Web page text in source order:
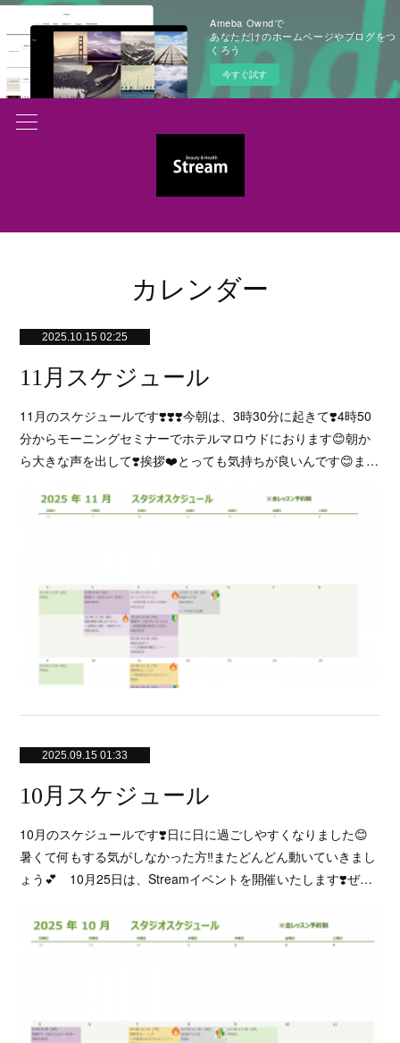
Ameba Owndで
あなただけのホームページやブログをつ
くろう
今すぐ試す
カレンダー
2025.10.15 02:25
11月スケジュール
11月のスケジュールです❣️❣️❣️今朝は、3時30分に起きて❣️4時50
分からモーニングセミナーでホテルマロウドにおります😊朝か
ら大きな声を出して❣️挨拶❤️とっても気持ちが良いんです😊ま…
2025.09.15 01:33
10月スケジュール
10月のスケジュールです❣️日に日に過ごしやすくなりました😊
暑くて何もする気がしなかった方‼️またどんどん動いていきまし
ょう💕 10月25日は、Streamイベントを開催いたします❣️ぜ…